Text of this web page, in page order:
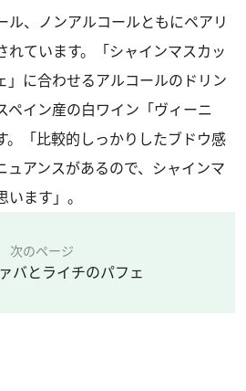
、ノンアルコールともにペアリ
れています。「シャインマスカッ
」に合わせるアルコールのドリン
ペイン産の白ワイン「ヴィーニ
。「比較的しっかりしたブドウ感
ュアンスがあるので、シャインマ
ます」。
次のページ
バとライチのパフェ